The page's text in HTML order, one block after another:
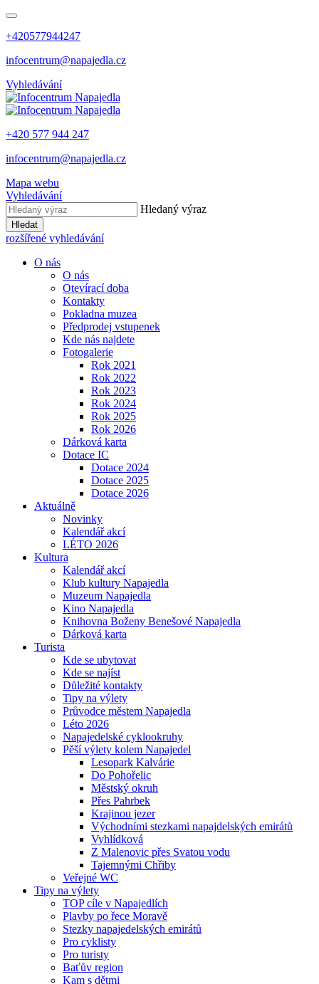
+420577944247
infocentrum@napajedla.cz
Vyhledávání
+420 577 944 247
infocentrum@napajedla.cz
Mapa webu
Vyhledávání
Hledaný výraz
Hledat
rozšířené vyhledávání
O nás
O nás
Otevírací doba
Kontakty
Pokladna muzea
Předprodej vstupenek
Kde nás najdete
Fotogalerie
Rok 2021
Rok 2022
Rok 2023
Rok 2024
Rok 2025
Rok 2026
Dárková karta
Dotace IC
Dotace 2024
Dotace 2025
Dotace 2026
Aktuálně
Novinky
Kalendář akcí
LÉTO 2026
Kultura
Kalendář akcí
Klub kultury Napajedla
Muzeum Napajedla
Kino Napajedla
Knihovna Boženy Benešové Napajedla
Dárková karta
Turista
Kde se ubytovat
Kde se najíst
Důležité kontakty
Tipy na výlety
Průvodce městem Napajedla
Léto 2026
Napajedelské cyklookruhy
Pěší výlety kolem Napajedel
Lesopark Kalvárie
Do Pohořelic
Městský okruh
Přes Pahrbek
Krajinou jezer
Východními stezkami napajdelských emirátů
Vyhlídková
Z Malenovic přes Svatou vodu
Tajemnými Chřiby
Veřejné WC
Tipy na výlety
TOP cíle v Napajedlích
Plavby po řece Moravě
Stezky napajedelských emirátů
Pro cyklisty
Pro turisty
Baťův region
Kam s dětmi